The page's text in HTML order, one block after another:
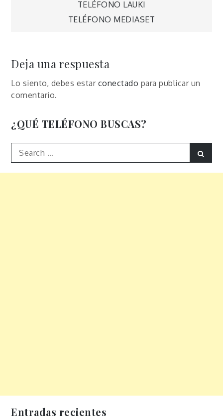
Navegación
entradas
TELÉFONO LAUKI
TELÉFONO MEDIASET
Deja una respuesta
Lo siento, debes estar conectado para publicar un
comentario.
¿QUÉ TELÉFONO BUSCAS?
Search
for:
Entradas recientes